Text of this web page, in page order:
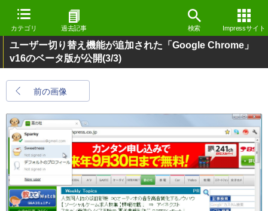
カテゴリ 過去記事 検索 Impressサイト
ユーザー切り替え機能が追加された「Google Chrome」
v16のベータ版が公開(3/3)
前の画像